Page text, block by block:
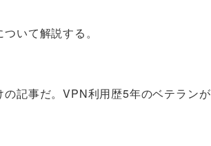
いて解説する。
の記事だ。VPN利用歴5年のベテランが